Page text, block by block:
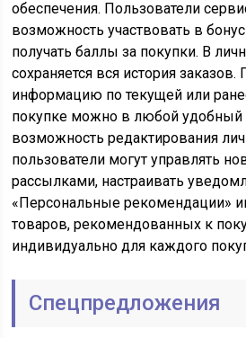
обеспечения. Пользователи
возможность участвовать в
получать баллы за покупки. В
сохраняется вся история заказов.
информацию по текущей или
покупке можно в любой удобный
возможность редактирования
пользователи могут управлять
рассылками, настраивать
«Персональные рекомендации»
товаров, рекомендованных к
индивидуально для каждого
Спецпредложения